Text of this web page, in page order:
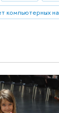
компьютерных